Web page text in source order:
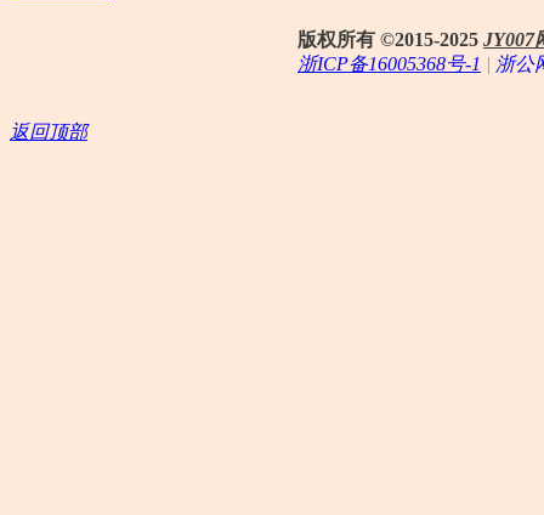
版权所有 ©2015-2025 JY007
浙ICP备16005368号-1 | 浙公
返回顶部